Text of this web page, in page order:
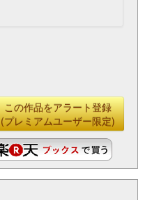
この作品をアラート登録
(プレミアムユーザー限定)